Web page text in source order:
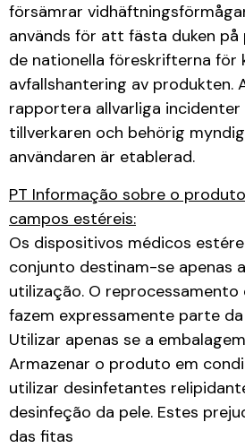
försämrar
används för att fästa duken på
de nationella föreskrifterna för
avfallshantering av produkten.
rapportera allvarliga
tillverkaren och behörig
användaren är etablerad.
PT Informação sobre o
campos estéreis:
Os dispositivos médicos
conjunto destinam-se apenas
utilização. O
fazem expressamente parte
Utilizar apenas se a
Armazenar o produto em
utilizar desinfetantes
desinfeção da pele. Estes
das fitas